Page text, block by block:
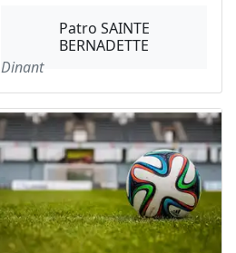
Patro SAINTE
BERNADETTE
Dinant